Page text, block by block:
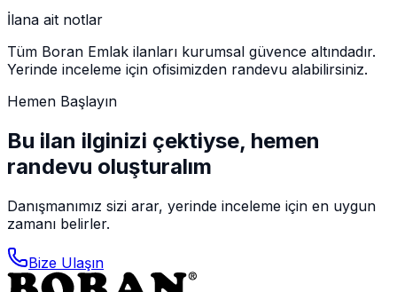
İlana ait notlar
Tüm Boran Emlak ilanları kurumsal güvence altındadır.
Yerinde inceleme için ofisimizden randevu alabilirsiniz.
Hemen Başlayın
Bu ilan ilginizi çektiyse, hemen
randevu oluşturalım
Danışmanımız sizi arar, yerinde inceleme için en uygun
zamanı belirler.
Bize Ulaşın